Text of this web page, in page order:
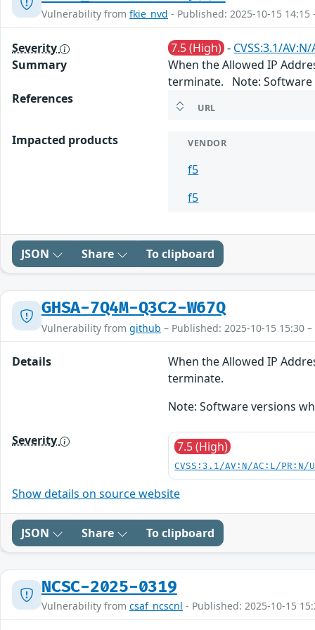
Vulnerability from fkie_nvd - Published: 2025-10-15
Severity 7.5 (High) - CVSS:3.1/
Summary
When the Allowed IP
terminate. Note: Software
References
URL
Impacted products VENDOR
f5
f5
JSON Share To clipboard
GHSA-7Q4M-Q3C2-W67Q
Vulnerability from github – Published: 2025-10-15 15:30
Details
When the Allowed IP
terminate.
Note: Software versions
Severity 7.5 (High)
CVSS:3.1/AV:N/AC:L/
Show details on source website
JSON Share To clipboard
NCSC-2025-0319
Vulnerability from csaf_ncscnl - Published: 2025-10-15